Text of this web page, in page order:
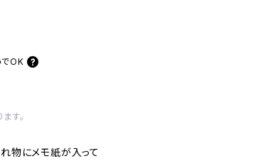
OK
す。
物にメモ紙が入って